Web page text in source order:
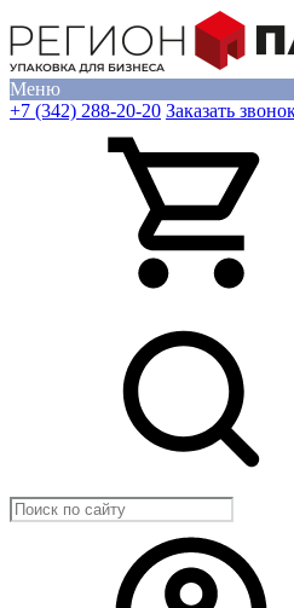
Меню
+7 (342) 288-20-20 Заказать